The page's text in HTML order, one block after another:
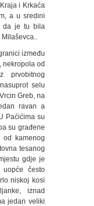
i Krkaća
a u sredini
da je tu bila
između
nekropola od
prvobitnog
selu
Greb, na
ravan a
Paćićima su
su građene
kamenog
tesanog
gdje je
često
niskoj kosi
iznad
jedan veliki